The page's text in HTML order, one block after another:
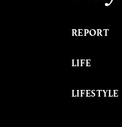
REPORT
LIFE
LIFESTYLE